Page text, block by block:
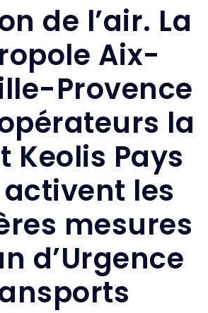
de l’air. La
Aix-
Provence
la
Keolis Pays
activent les
mesures
d’Urgence